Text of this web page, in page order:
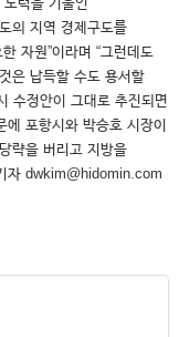
의 지역 경제구도를
자원”이라며 “그런데도
은 납득할 수도 용서할
수정안이 그대로 추진되면
포항시와 박승호 시장이
략을 버리고 지방을
자 dwkim@hidomin.com